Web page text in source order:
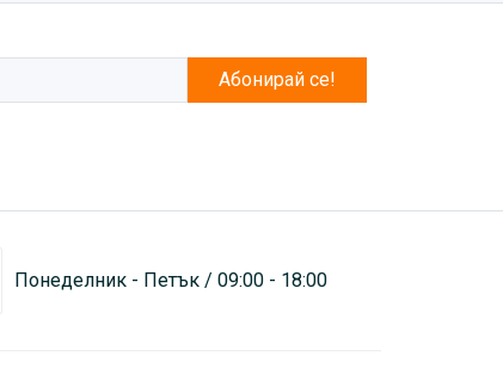
Абонирай се!
Понеделник - Петък / 09:00 - 18:00